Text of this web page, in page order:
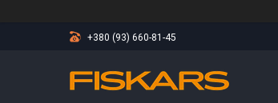
+380 (93) 660-81-45